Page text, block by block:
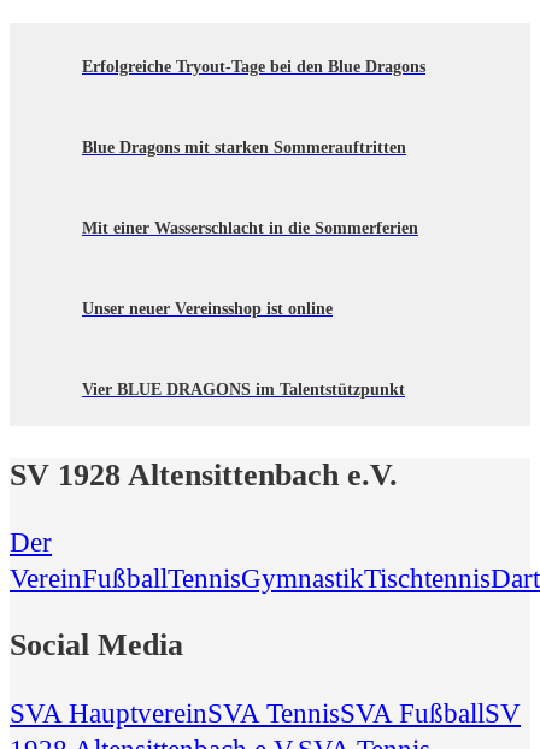
Erfolgreiche Tryout-Tage bei den Blue Dragons
Blue Dragons mit starken Sommerauftritten
Mit einer Wasserschlacht in die Sommerferien
Unser neuer Vereinsshop ist online
Vier BLUE DRAGONS im Talentstützpunkt
SV 1928 Altensittenbach e.V.
Der
VereinFußballTennisGymnastikTischtennis
Social Media
SVA HauptvereinSVA TennisSVA FußballSV